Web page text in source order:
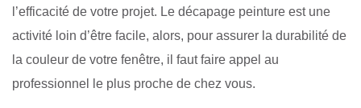
l’efficacité de votre projet. Le décapage peinture est une
activité loin d’être facile, alors, pour assurer la durabilité de
la couleur de votre fenêtre, il faut faire appel au
professionnel le plus proche de chez vous.